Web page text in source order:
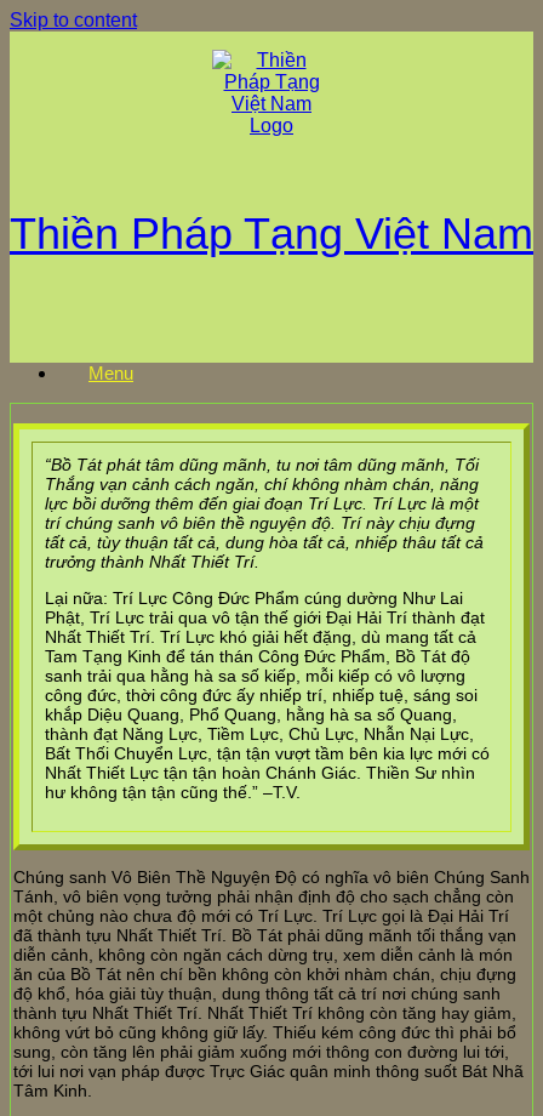
Skip to content
Thiền Pháp Tạng Việt Nam
Menu
“Bồ Tát phát tâm dũng mãnh, tu nơi tâm dũng mãnh, Tối
Thắng vạn cảnh cách ngăn, chí không nhàm chán, năng
lực bồi dưỡng thêm đến giai đoạn Trí Lực. Trí Lực là một
trí chúng sanh vô biên thề nguyện độ. Trí này chịu đựng
tất cả, tùy thuận tất cả, dung hòa tất cả, nhiếp thâu tất cả
trưởng thành Nhất Thiết Trí.
Lại nữa: Trí Lực Công Đức Phẩm cúng dường Như Lai
Phật, Trí Lực trải qua vô tận thế giới Đại Hải Trí thành đạt
Nhất Thiết Trí. Trí Lực khó giải hết đặng, dù mang tất cả
Tam Tạng Kinh để tán thán Công Đức Phẩm, Bồ Tát độ
sanh trải qua hằng hà sa số kiếp, mỗi kiếp có vô lượng
công đức, thời công đức ấy nhiếp trí, nhiếp tuệ, sáng soi
khắp Diệu Quang, Phổ Quang, hằng hà sa số Quang,
thành đạt Năng Lực, Tiềm Lực, Chủ Lực, Nhẫn Nại Lực,
Bất Thối Chuyển Lực, tận tận vượt tầm bên kia lực mới có
Nhất Thiết Lực tận tận hoàn Chánh Giác. Thiền Sư nhìn
hư không tận tận cũng thế.” –T.V.
Chúng sanh Vô Biên Thề Nguyện Độ có nghĩa vô biên Chúng Sanh
Tánh, vô biên vọng tưởng phải nhận định độ cho sạch chẳng còn
một chủng nào chưa độ mới có Trí Lực. Trí Lực gọi là Đại Hải Trí
đã thành tựu Nhất Thiết Trí. Bồ Tát phải dũng mãnh tối thắng vạn
diễn cảnh, không còn ngăn cách dừng trụ, xem diễn cảnh là món
ăn của Bồ Tát nên chí bền không còn khởi nhàm chán, chịu đựng
độ khổ, hóa giải tùy thuận, dung thông tất cả trí nơi chúng sanh
thành tựu Nhất Thiết Trí. Nhất Thiết Trí không còn tăng hay giảm,
không vứt bỏ cũng không giữ lấy. Thiếu kém công đức thì phải bổ
sung, còn tăng lên phải giảm xuống mới thông con đường lui tới,
tới lui nơi vạn pháp được Trực Giác quân minh thông suốt Bát Nhã
Tâm Kinh.